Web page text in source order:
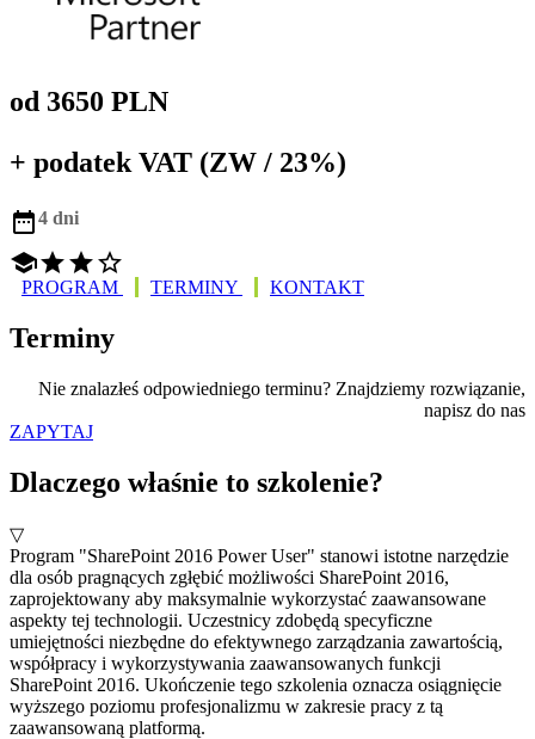
od 3650 PLN
+ podatek VAT (ZW / 23%)
4 dni

PROGRAM TERMINY KONTAKT
Terminy
Nie znalazłeś odpowiedniego terminu? Znajdziemy rozwiązanie,
napisz do nas
ZAPYTAJ
Dlaczego właśnie to szkolenie?
▽
Program "SharePoint 2016 Power User" stanowi istotne narzędzie
dla osób pragnących zgłębić możliwości SharePoint 2016,
zaprojektowany aby maksymalnie wykorzystać zaawansowane
aspekty tej technologii. Uczestnicy zdobędą specyficzne
umiejętności niezbędne do efektywnego zarządzania zawartością,
współpracy i wykorzystywania zaawansowanych funkcji
SharePoint 2016. Ukończenie tego szkolenia oznacza osiągnięcie
wyższego poziomu profesjonalizmu w zakresie pracy z tą
zaawansowaną platformą.